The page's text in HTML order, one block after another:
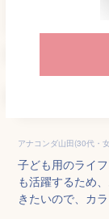
アナコンダ山田(30代・
子ども用のライ
も活躍するため
きたいので、カ